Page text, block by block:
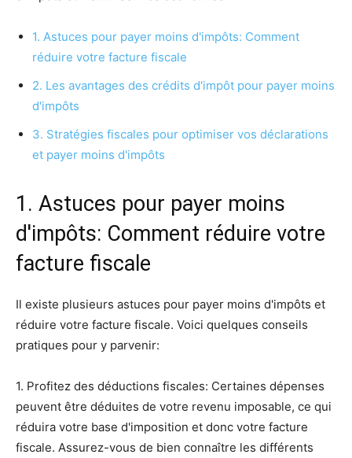
1. Astuces pour payer moins d'impôts: Comment
réduire votre facture fiscale
2. Les avantages des crédits d'impôt pour payer moins
d'impôts
3. Stratégies fiscales pour optimiser vos déclarations
et payer moins d'impôts
1. Astuces pour payer moins
d'impôts: Comment réduire votre
facture fiscale
Il existe plusieurs astuces pour payer moins d'impôts et
réduire votre facture fiscale. Voici quelques conseils
pratiques pour y parvenir:
1. Profitez des déductions fiscales: Certaines dépenses
peuvent être déduites de votre revenu imposable, ce qui
réduira votre base d'imposition et donc votre facture
fiscale. Assurez-vous de bien connaître les différents